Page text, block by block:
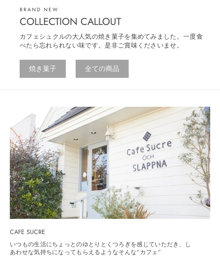
BRAND NEW
COLLECTION CALLOUT
カフェシュクルの大人気の焼き菓子を集めてみました。一度食
べたら忘れられない味です。是非ご賞味くださいませ。
焼き菓子 全ての商品
CAFE SUCRE
いつもの生活にちょっとのゆとりとくつろぎを感じていただき、し
あわせな気持ちになってもらえるようなそんな“カフェ”